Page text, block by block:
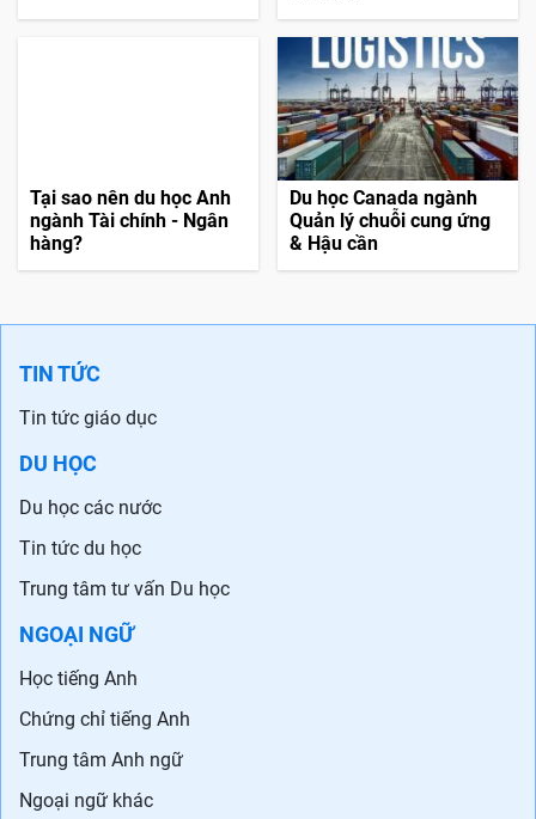
Tại sao nên du học Anh
ngành Tài chính - Ngân
hàng?
Du học Canada ngành
Quản lý chuỗi cung ứng
& Hậu cần
TIN TỨC
Tin tức giáo dục
DU HỌC
Du học các nước
Tin tức du học
Trung tâm tư vấn Du học
NGOẠI NGỮ
Học tiếng Anh
Chứng chỉ tiếng Anh
Trung tâm Anh ngữ
Ngoại ngữ khác